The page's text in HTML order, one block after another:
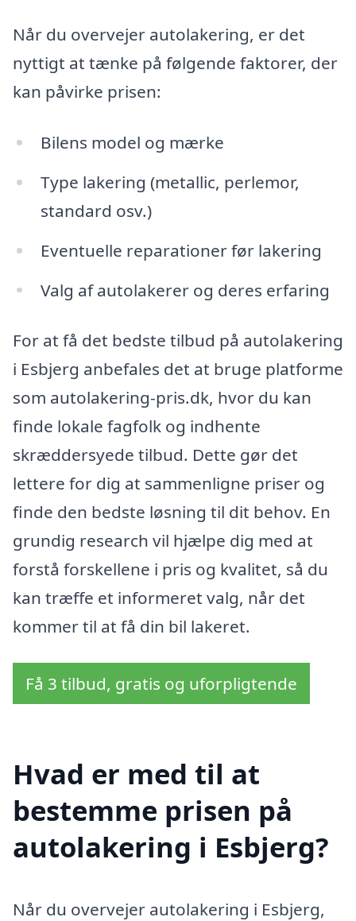
Når du overvejer autolakering, er det
nyttigt at tænke på følgende faktorer, der
kan påvirke prisen:
Bilens model og mærke
Type lakering (metallic, perlemor,
standard osv.)
Eventuelle reparationer før lakering
Valg af autolakerer og deres erfaring
For at få det bedste tilbud på autolakering
i Esbjerg anbefales det at bruge platforme
som autolakering-pris.dk, hvor du kan
finde lokale fagfolk og indhente
skræddersyede tilbud. Dette gør det
lettere for dig at sammenligne priser og
finde den bedste løsning til dit behov. En
grundig research vil hjælpe dig med at
forstå forskellene i pris og kvalitet, så du
kan træffe et informeret valg, når det
kommer til at få din bil lakeret.
Få 3 tilbud, gratis og uforpligtende
Hvad er med til at
bestemme prisen på
autolakering i Esbjerg?
Når du overvejer autolakering i Esbjerg,